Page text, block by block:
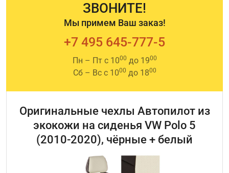
ЗВОНИТЕ!
Мы примем Ваш заказ!
+7 495 645-777-5
Пн – Пт с 1000 до 1900
Сб – Вс с 1000 до 1800
Оригинальные чехлы Автопилот из
экокожи на сиденья VW Polo 5
(2010-2020), чёрные + белый